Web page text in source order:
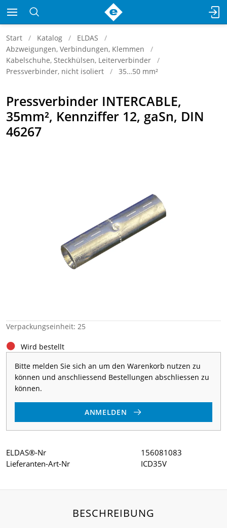
Start Katalog
ELDAS
Abzweigungen, Verbindungen, Klemmen
Kabelschuhe, Steckhülsen, Leiterverbinder
Pressverbinder, nicht isoliert
35…50 mm²
Pressverbinder INTERCABLE,
35mm², Kennziffer 12, gaSn, DIN
46267
Verpackungseinheit: 25
Wird bestellt
Bitte melden Sie sich an um den Warenkorb nutzen zu
können und anschliessend Bestellungen abschliessen zu
können.
ANMELDEN
ELDAS®-Nr
156081083
Lieferanten-Art-Nr
ICD35V
BESCHREIBUNG